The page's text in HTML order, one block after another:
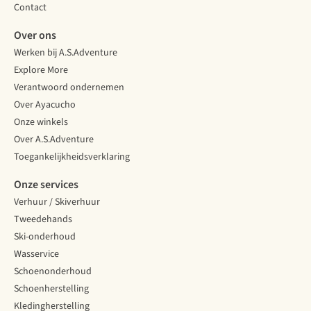
Contact
Over ons
Werken bij A.S.Adventure
Explore More
Verantwoord ondernemen
Over Ayacucho
Onze winkels
Over A.S.Adventure
Toegankelijkheidsverklaring
Onze services
Verhuur / Skiverhuur
Tweedehands
Ski-onderhoud
Wasservice
Schoenonderhoud
Schoenherstelling
Kledingherstelling